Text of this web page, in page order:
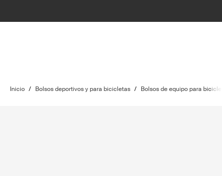
Inicio / Bolsos deportivos y para bicicletas / Bolsos de equipo para